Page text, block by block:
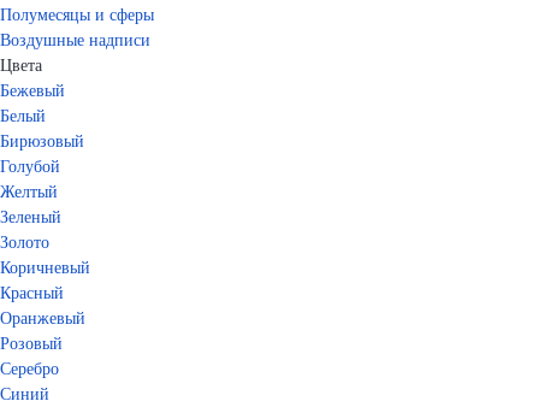
Полумесяцы и сферы
Воздушные надписи
Цвета
Бежевый
Белый
Бирюзовый
Голубой
Желтый
Зеленый
Золото
Коричневый
Красный
Оранжевый
Розовый
Серебро
Синий